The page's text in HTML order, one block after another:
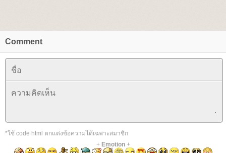
Comment
*ใช้ code html ตกแต่งข้อความได้เฉพาะสมาชิก
+ Emotion+